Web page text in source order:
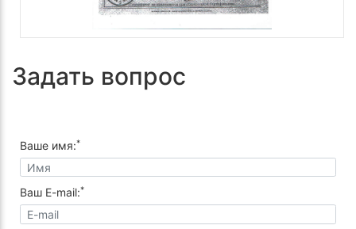
Задать вопрос
Ваше имя:*
Ваш E-mail:*